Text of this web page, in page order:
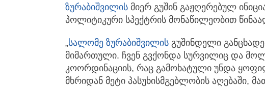
ზურაბიშვილის მიერ გუშინ გაჟღერებულ
პოლიტიკური სპექტრის მონაწილეობით
„სალომე ზურაბიშვილის გუშინდელი
მიმართული. ჩვენ გვქონდა სურვილიც და
კოორდინაციის, რაც გამოხატული უნდა
მხრიდან მეტი პასუხისმგებლობის აღებაში,